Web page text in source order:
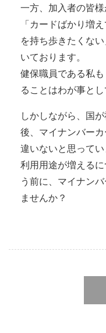
一方、加入者の皆
「カードばかり増
を持ち歩きたくな
いております。
健保職員である私
ることはわが事と
しかしながら、国
後、マイナンバー
違いないと思ってい
利用用途が増える
う前に、マイナン
ませんか？